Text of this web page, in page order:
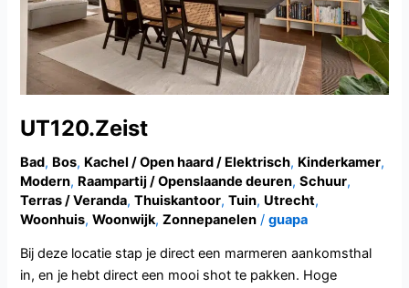
UT120.Zeist
Bad, Bos, Kachel / Open haard / Elektrisch, Kinderkamer,
Modern, Raampartij / Openslaande deuren,Schuur,
Terras / Veranda,Thuiskantoor,Tuin, Utrecht,
Woonhuis,Woonwijk,Zonnepanelen /guapa
Bij deze locatie stap je direct een marmeren aankomsthal
in, en je hebt direct een mooi shot te pakken. Hoge